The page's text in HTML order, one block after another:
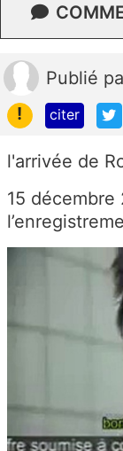
Publié
!
citer
l'arrivée de
15